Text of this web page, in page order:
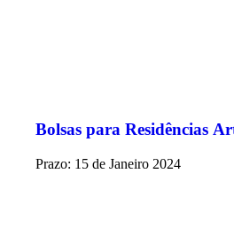
Bolsas para Residências
Prazo: 15 de Janeiro 2024